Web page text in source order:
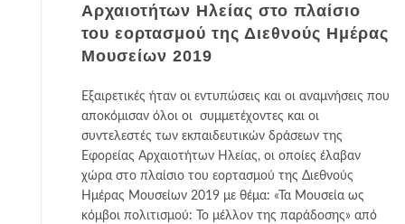
Αρχαιοτήτων Ηλείας στο πλαίσιο
του εορτασμού της Διεθνούς Ημέρας
Μουσείων 2019
Εξαιρετικές ήταν οι εντυπώσεις και οι αναμνήσεις που
αποκόμισαν όλοι οι συμμετέχοντες και οι
συντελεστές των εκπαιδευτικών δράσεων της
Εφορείας Αρχαιοτήτων Ηλείας, οι οποίες έλαβαν
χώρα στο πλαίσιο του εορτασμού της Διεθνούς
Ημέρας Μουσείων 2019 με θέμα: «Τα Μουσεία ως
κόμβοι πολιτισμού: Το μέλλον της παράδοσης» από